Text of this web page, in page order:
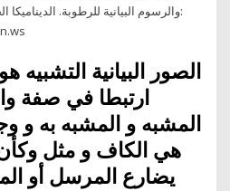
الصور البيانية
ارتبطا في صفة
المشبه و المشبه به و
هي الكاف و مثل
يضارع المرسل أو